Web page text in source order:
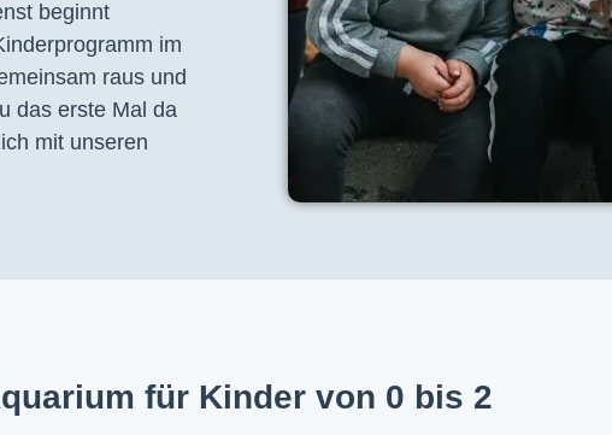
beginnt
im
raus und
das erste Mal da
mit unseren
für Kinder von 0 bis 2